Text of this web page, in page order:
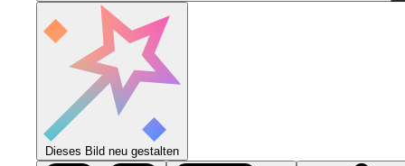
Dieses Bild neu gestalten